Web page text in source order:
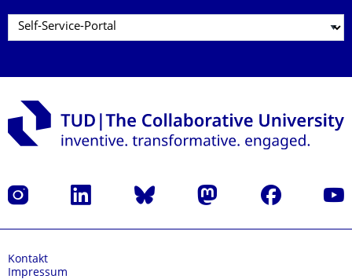
Instagram LinkedIn Bluesky Mastodon Facebook
Kontakt
Impressum